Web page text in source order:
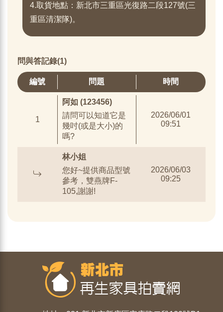
4.取貨地點：新北市三重區光復路二段127號(三
重區清潔隊)。
問與答記錄(1)
編號 問題 時間
1
阿如 (123456)
請問可以知道它是
幾吋(或是大小)的
嗎?
2026/06/01
09:51
林小姐
您好~提供商品型號
參考，雙燕牌F-
105,謝謝!
2026/06/03
09:25